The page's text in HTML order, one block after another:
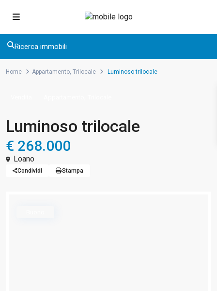
Ricerca immobili
Home Appartamento, Trilocale Luminoso trilocale
Luminoso trilocale
€ 268.000
Loano
Condividi Stampa